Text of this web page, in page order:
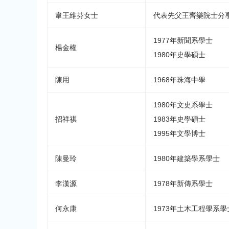
韋王維芬女士 代表先父王齊樂院士分
楊金權
1977年新聞系學士
1980年史學碩士
陳用 1968年珠海中學
招祥祺
1980年文史系學士
1983年史學碩士
1995年文學博士
陳曼玲 1980年建築學系學士
李漢源 1978年新傳系學士
何永康 1973年土木工程學系學